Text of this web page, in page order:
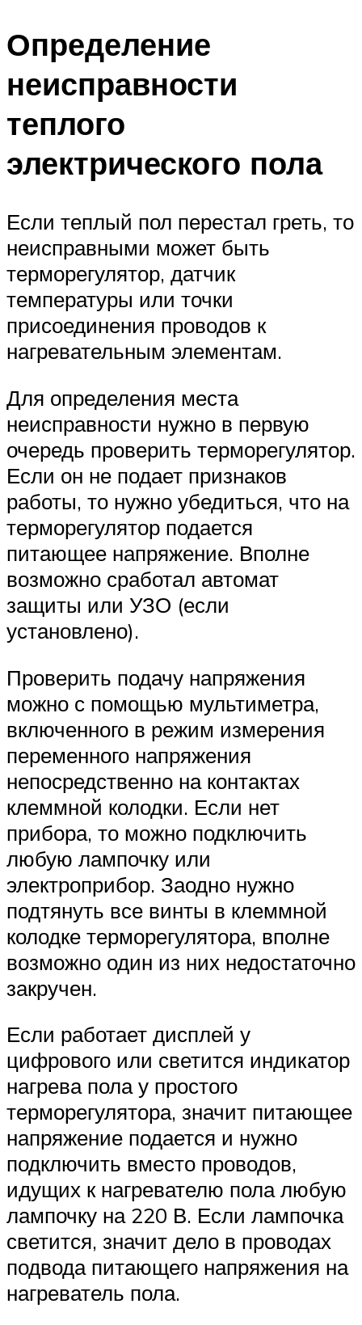
Определение
неисправности
теплого
электрического пола
Если теплый пол перестал греть, то
неисправными может быть
терморегулятор, датчик
температуры или точки
присоединения проводов к
нагревательным элементам.
Для определения места
неисправности нужно в первую
очередь проверить терморегулятор.
Если он не подает признаков
работы, то нужно убедиться, что на
терморегулятор подается
питающее напряжение. Вполне
возможно сработал автомат
защиты или УЗО (если
установлено).
Проверить подачу напряжения
можно с помощью мультиметра,
включенного в режим измерения
переменного напряжения
непосредственно на контактах
клеммной колодки. Если нет
прибора, то можно подключить
любую лампочку или
электроприбор. Заодно нужно
подтянуть все винты в клеммной
колодке терморегулятора, вполне
возможно один из них недостаточно
закручен.
Если работает дисплей у
цифрового или светится индикатор
нагрева пола у простого
терморегулятора, значит питающее
напряжение подается и нужно
подключить вместо проводов,
идущих к нагревателю пола любую
лампочку на 220 В. Если лампочка
светится, значит дело в проводах
подвода питающего напряжения на
нагреватель пола.